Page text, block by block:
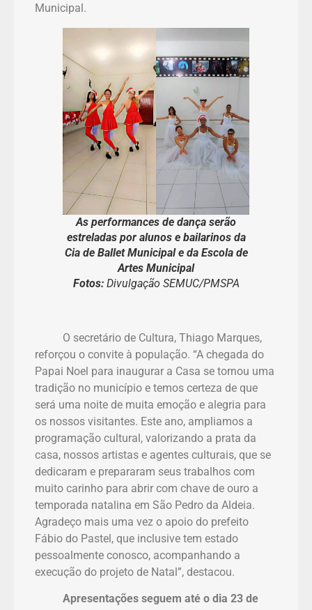
Municipal.
As performances de dança serão
estreladas por alunos e bailarinos da
Cia de Ballet Municipal e da Escola de
Artes Municipal
Fotos: Divulgação SEMUC/PMSPA
O secretário de Cultura, Thiago Marques,
reforçou o convite à população. “A chegada do
Papai Noel para inaugurar a Casa se tornou uma
tradição no município e temos certeza de que
será uma noite de muita emoção e alegria para
os nossos visitantes. Este ano, ampliamos a
programação cultural, valorizando a prata da
casa, nossos artistas e agentes culturais, que se
dedicaram e prepararam seus trabalhos com
muito carinho para abrir com chave de ouro a
temporada natalina em São Pedro da Aldeia.
Agradeço mais uma vez o apoio do prefeito
Fábio do Pastel, que inclusive tem estado
pessoalmente conosco, acompanhando a
execução do projeto de Natal”, destacou.
Apresentações seguem até o dia 23 de